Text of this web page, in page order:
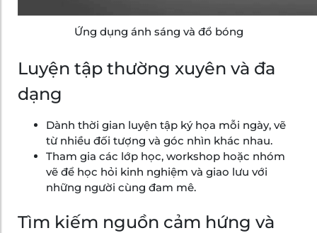
Ứng dụng ánh sáng và đổ bóng
Luyện tập thường xuyên và đa
dạng
Dành thời gian luyện tập ký họa mỗi ngày, vẽ
từ nhiều đối tượng và góc nhìn khác nhau.
Tham gia các lớp học, workshop hoặc nhóm
vẽ để học hỏi kinh nghiệm và giao lưu với
những người cùng đam mê.
Tìm kiếm nguồn cảm hứng và